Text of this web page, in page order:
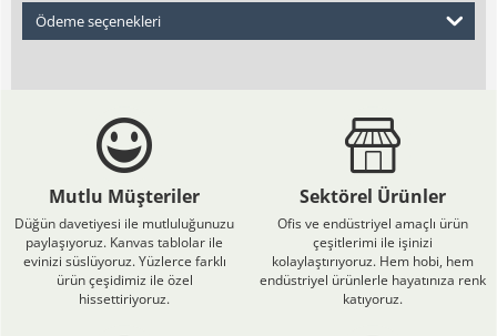
Ödeme seçenekleri
Mutlu Müşteriler
Düğün davetiyesi ile mutluluğunuzu
paylaşıyoruz. Kanvas tablolar ile
evinizi süslüyoruz. Yüzlerce farklı
ürün çeşidimiz ile özel
hissettiriyoruz.
Sektörel Ürünler
Ofis ve endüstriyel amaçlı ürün
çeşitlerimi ile işinizi
kolaylaştırıyoruz. Hem hobi, hem
endüstriyel ürünlerle hayatınıza renk
katıyoruz.